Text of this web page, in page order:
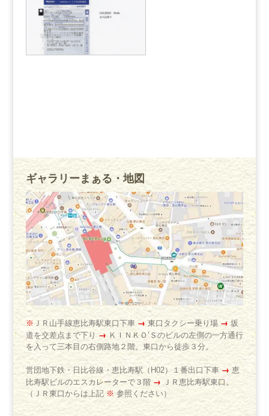
ギャラリーまぁる・地図
※ ＪＲ山手線恵比寿駅東口下車 → 東口タクシー乗り場 → 坂
道を交差点まで下り → ＫＩＮＫＯ’Ｓのビルの左側の一方通行
を入って三本目の右側路地２階。東口から徒歩３分。
営団地下鉄・日比谷線・恵比寿駅（H02）１番出口下車 → 恵
比寿駅ビルのエスカレーターで３階 →
ＪＲ恵比寿駅東口。
（ＪＲ東口からは上記※ 参照ください）